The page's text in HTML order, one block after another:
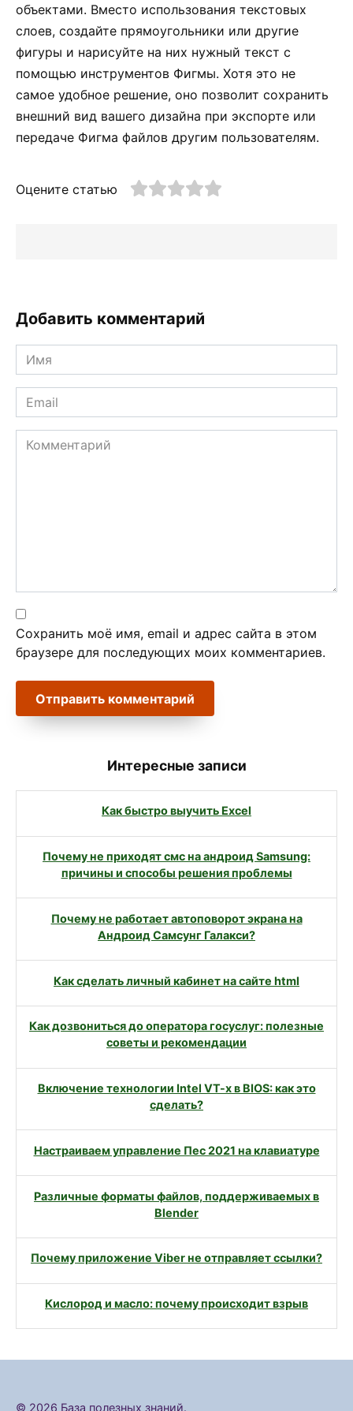
объектами. Вместо использования текстовых
слоев, создайте прямоугольники или другие
фигуры и нарисуйте на них нужный текст с
помощью инструментов Фигмы. Хотя это не
самое удобное решение, оно позволит сохранить
внешний вид вашего дизайна при экспорте или
передаче Фигма файлов другим пользователям.
Оцените статью
Добавить комментарий
Имя
*
Email
*
Комментарий
Сохранить моё имя, email и адрес сайта в этом
браузере для последующих моих комментариев.
Интересные записи
Как быстро выучить Excel
Почему не приходят смс на андроид Samsung:
причины и способы решения проблемы
Почему не работает автоповорот экрана на
Андроид Самсунг Галакси?
Как сделать личный кабинет на сайте html
Как дозвониться до оператора госуслуг: полезные
советы и рекомендации
Включение технологии Intel VT-x в BIOS: как это
сделать?
Настраиваем управление Пес 2021 на клавиатуре
Различные форматы файлов, поддерживаемых в
Blender
Почему приложение Viber не отправляет ссылки?
Кислород и масло: почему происходит взрыв
© 2026 База полезных знаний.